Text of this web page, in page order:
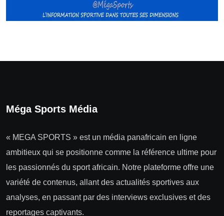
Méga Sports Média
« MEGA SPORTS » est un média panafricain en ligne
ambitieux qui se positionne comme la référence ultime pour
les passionnés du sport africain. Notre plateforme offre une
variété de contenus, allant des actualités sportives aux
analyses, en passant par des interviews exclusives et des
reportages captivants.